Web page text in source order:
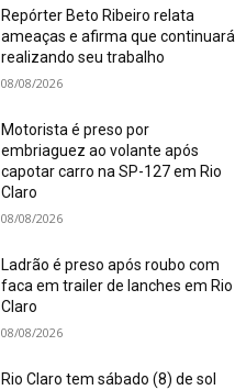
Repórter Beto Ribeiro relata
ameaças e afirma que continuará
realizando seu trabalho
08/08/2026
Motorista é preso por
embriaguez ao volante após
capotar carro na SP-127 em Rio
Claro
08/08/2026
Ladrão é preso após roubo com
faca em trailer de lanches em Rio
Claro
08/08/2026
Rio Claro tem sábado (8) de sol